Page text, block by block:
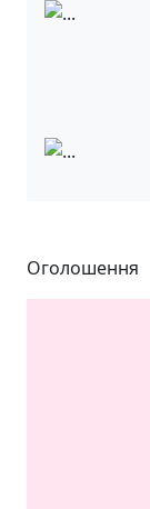
Оголошення